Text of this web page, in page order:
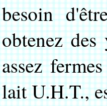
besoin
obtenez des
assez
lait U.H.T.,